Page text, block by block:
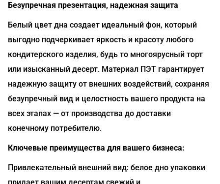
Безупречная презентация, надежная защита
Белый цвет дна создает идеальный фон, который
выгодно подчеркивает яркость и красоту любого
кондитерского изделия, будь то многоярусный торт
или изысканный десерт. Материал ПЭТ гарантирует
надежную защиту от внешних воздействий, сохраняя
безупречный вид и целостность вашего продукта на
всех этапах — от производства до доставки
конечному потребителю.
Ключевые преимущества для вашего бизнеса:
Привлекательный внешний вид: белое дно упаковки